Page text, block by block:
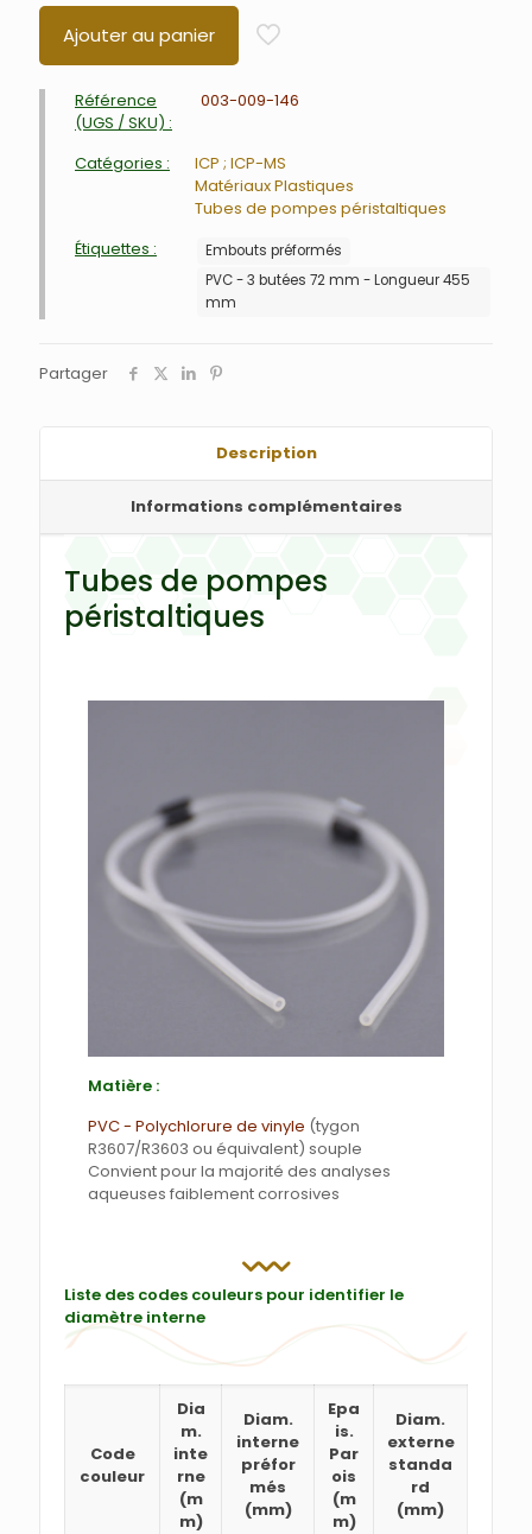
Ajouter au panier
Référence
(UGS / SKU) :
003-009-146
Catégories :
ICP ; ICP-MS
Matériaux Plastiques
Tubes de pompes péristaltiques
Étiquettes :
Embouts préformés
PVC - 3 butées 72 mm - Longueur 455
mm
Partager
Description
Informations complémentaires
Tubes de pompes
péristaltiques
Matière :
PVC - Polychlorure de vinyle (tygon
R3607/R3603 ou équivalent) souple
Convient pour la majorité des analyses
aqueuses faiblement corrosives
Liste des codes couleurs pour identifier le
diamètre interne
Code
couleur
Dia
m.
inte
rne
(m
m)
Diam.
interne
préfor
més
(mm)
Epa
is.
Par
ois
(m
m)
Diam.
externe
standa
rd
(mm)